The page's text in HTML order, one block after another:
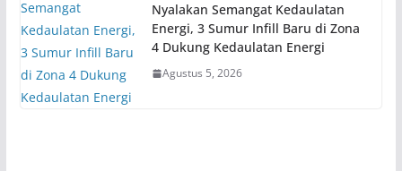
Nyalakan Semangat Kedaulatan
Energi, 3 Sumur Infill Baru di Zona
4 Dukung Kedaulatan Energi
Agustus 5, 2026